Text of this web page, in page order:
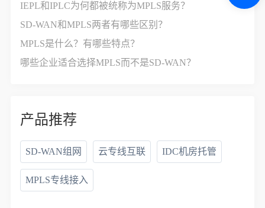
IEPL和IPLC为何都被统称为MPLS服务？
SD-WAN和MPLS两者有哪些区别？
MPLS是什么？有哪些特点？
哪些企业适合选择MPLS而不是SD-WAN？
产品推荐
SD-WAN组网 云专线互联 IDC机房托管
MPLS专线接入